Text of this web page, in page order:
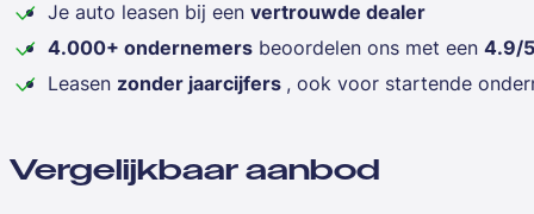
Je auto leasen bij een vertrouwde dealer
4.000+ ondernemers beoordelen ons met een 4.9/5
Leasen zonder jaarcijfers , ook voor startende
Vergelijkbaar aanbod